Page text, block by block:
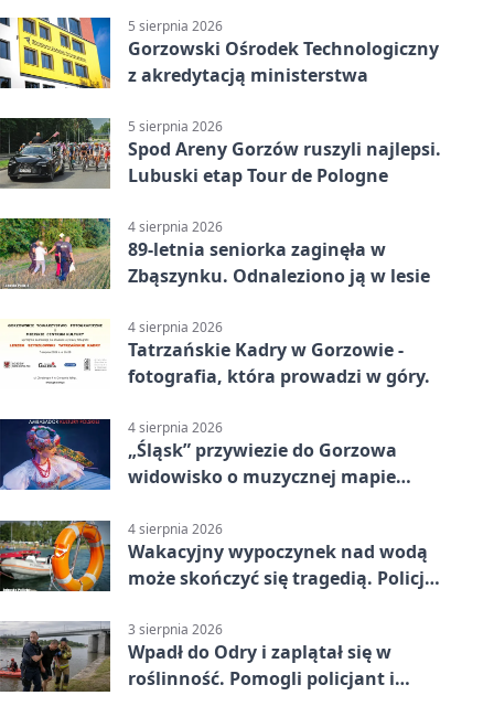
5 sierpnia 2026
Gorzowski Ośrodek Technologiczny
z akredytacją ministerstwa
5 sierpnia 2026
Spod Areny Gorzów ruszyli najlepsi.
Lubuski etap Tour de Pologne
4 sierpnia 2026
89-letnia seniorka zaginęła w
Zbąszynku. Odnaleziono ją w lesie
4 sierpnia 2026
Tatrzańskie Kadry w Gorzowie -
fotografia, która prowadzi w góry.
4 sierpnia 2026
„Śląsk” przywiezie do Gorzowa
widowisko o muzycznej mapie
4 sierpnia 2026
Wakacyjny wypoczynek nad wodą
może skończyć się tragedią. Policja
3 sierpnia 2026
Wpadł do Odry i zaplątał się w
roślinność. Pomogli policjant i